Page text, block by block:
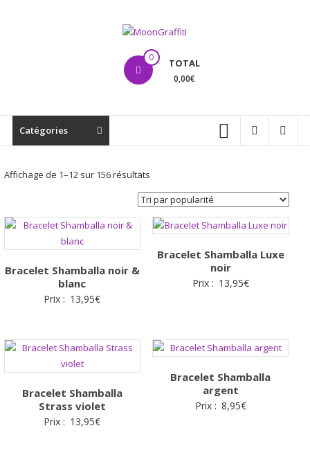
MoonGraffiti 0 TOTAL
0,00€
Catégories
Affichage de 1–12 sur 156 résultatsTrié
par
popularité
Bracelet Shamballa noir &
blanc
Prix : 13,95€
Bracelet Shamballa Luxe
noir
Prix : 13,95€
Bracelet Shamballa
Strass violet
Prix : 13,95€
Bracelet Shamballa
argent
Prix : 8,95€